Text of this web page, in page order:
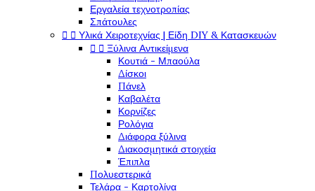
Εργαλεία τεχνοτροπίας
Σπάτουλες
  Υλικά Χειροτεχνίας | Είδη DIY & Κατασκευών
  Ξύλινα Αντικείμενα
Κουτιά - Μπαούλα
Δίσκοι
Πάνελ
Καβαλέτα
Κορνίζες
Ρολόγια
Διάφορα ξύλινα
Διακοσμητικά στοιχεία
Έπιπλα
Πολυεστερικά
Τελάρα - Καρτολίνα